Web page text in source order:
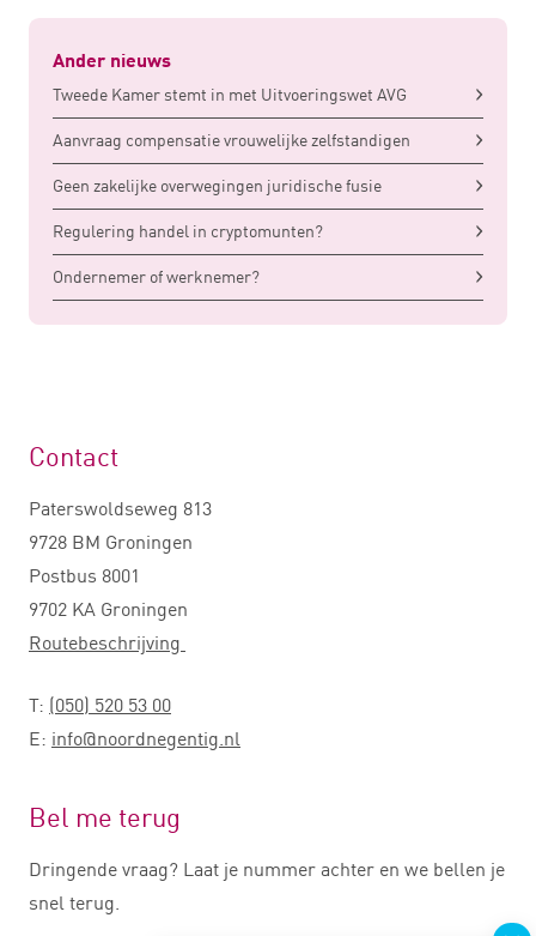
Ander nieuws
Tweede Kamer stemt in met Uitvoeringswet AVG
Aanvraag compensatie vrouwelijke zelfstandigen
Geen zakelijke overwegingen juridische fusie
Regulering handel in cryptomunten?
Ondernemer of werknemer?
Contact
Paterswoldseweg 813
9728 BM Groningen
Postbus 8001
9702 KA Groningen
Routebeschrijving
T: (050) 520 53 00
E: info@noordnegentig.nl
Bel me terug
Dringende vraag? Laat je nummer achter en we bellen je
snel terug.